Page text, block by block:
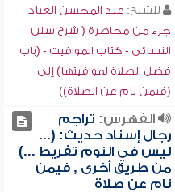
للشيخ: عبد المحسن العباد
جزء من محاضرة ( شرح سنن
النسائي - كتاب المواقيت - (باب
فضل الصلاة لمواقيتها) إلى
(فيمن نام عن الصلاة))
الفهرس: تراجم
رجال إسناد حديث: (...
ليس في النوم تفريط ...)
من طريق أخرى , فيمن
نام عن صلاة